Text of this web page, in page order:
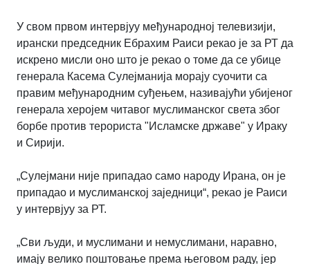
У свом првом интервјуу међународној телевизији,
ирански председник Ебрахим Раиси рекао је за РТ да
искрено мисли оно што је рекао о томе да се убице
генерала Касема Сулејманија морају суочити са
правим међународним суђењем, називајући убијеног
генерала херојем читавог муслиманског света због
борбе против терориста "Исламске државе" у Ираку
и Сирији.
„Сулејмани није припадао само народу Ирана, он је
припадао и муслиманској заједници“, рекао је Раиси
у интервјуу за РТ.
„Сви људи, и муслимани и немуслимани, наравно,
имају велико поштовање према његовом раду, јер